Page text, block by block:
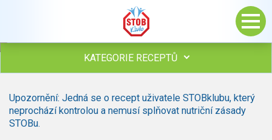
KATEGORIE RECEPTŮ
Polévky
Studená kuchyně
Upozornění: Jedná se o recept uživatele STOBklubu, který
neprochází kontrolou a nemusí splňovat nutriční zásady
STOBu.